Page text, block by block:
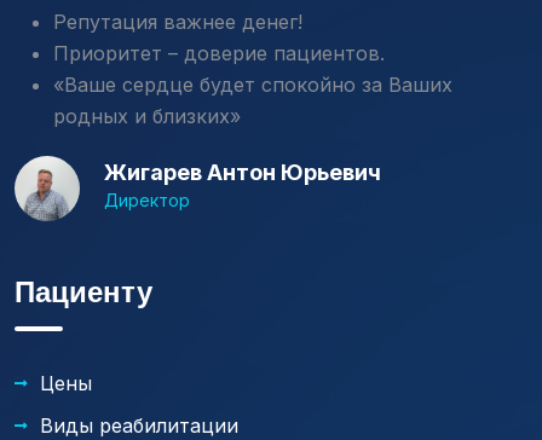
Репутация важнее денег!
Приоритет – доверие пациентов.
«Ваше сердце будет спокойно за Ваших
родных и близких»
Жигарев Антон Юрьевич
Директор
Пациенту
Цены
Виды реабилитации